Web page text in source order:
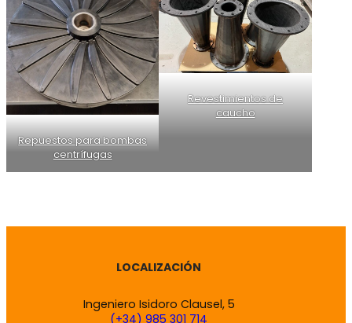
Repuestos para bombas
centrífugas
Revestimientos de
caucho
LOCALIZACIÓN
Ingeniero Isidoro Clausel, 5
(+34) 985 301 714